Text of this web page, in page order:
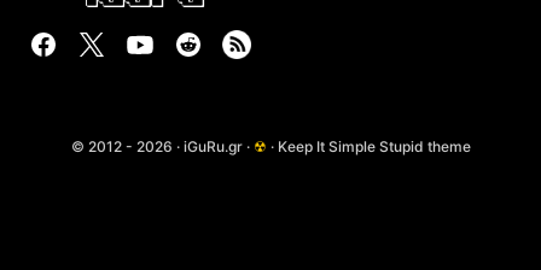
© 2012 - 2026 · iGuRu.gr · ☢ · Keep It Simple Stupid theme